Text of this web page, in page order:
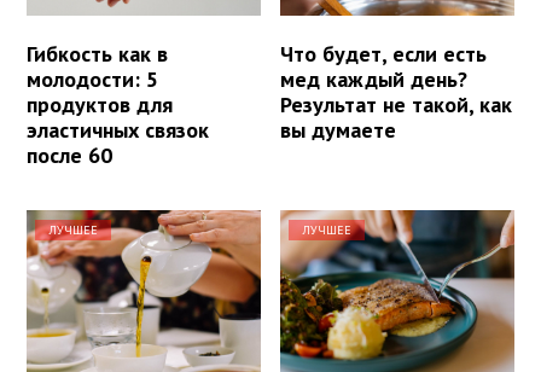
Гибкость как в
молодости: 5
продуктов для
эластичных связок
после 60
Что будет, если есть
мед каждый день?
Результат не такой, как
вы думаете
ЛУЧШЕЕ ЛУЧШЕЕ